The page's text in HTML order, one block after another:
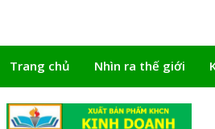
Trang chủ Nhìn ra thế giới